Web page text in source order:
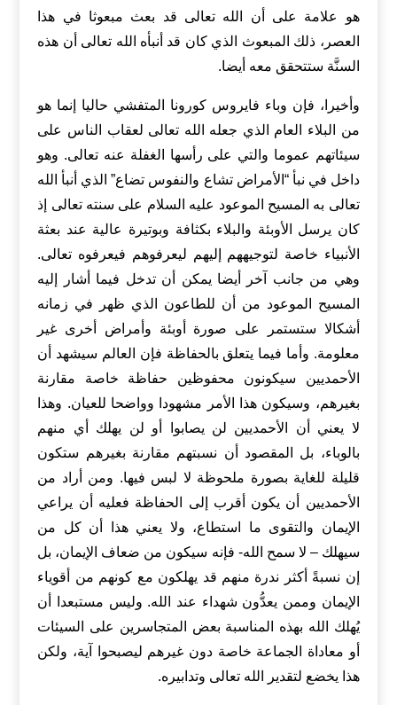
هو علامة على أن الله تعالى قد بعث مبعوثا في هذا
العصر، ذلك المبعوث الذي كان قد أنبأه الله تعالى أن هذه
السنَّة ستتحقق معه أيضا.
وأخيرا، فإن وباء فايروس كورونا المتفشي حاليا إنما هو
من البلاء العام الذي جعله الله تعالى لعقاب الناس على
سيئاتهم عموما والتي على رأسها الغفلة عنه تعالى. وهو
داخل في نبأ “الأمراض تشاع والنفوس تضاع” الذي أنبأ الله
تعالى به المسيح الموعود عليه السلام على سنته تعالى إذ
كان يرسل الأوبئة والبلاء بكثافة وبوتيرة عالية عند بعثة
الأنبياء خاصة لتوجيههم إليهم ليعرفوهم فيعرفوه تعالى.
وهي من جانب آخر أيضا يمكن أن تدخل فيما أشار إليه
المسيح الموعود من أن للطاعون الذي ظهر في زمانه
أشكالا ستستمر على صورة أوبئة وأمراض أخرى غير
معلومة. وأما فيما يتعلق بالحفاظة فإن العالم سيشهد أن
الأحمديين سيكونون محفوظين حفاظة خاصة مقارنة
بغيرهم، وسيكون هذا الأمر مشهودا وواضحا للعيان. وهذا
لا يعني أن الأحمديين لن يصابوا أو لن يهلك أي منهم
بالوباء، بل المقصود أن نسبتهم مقارنة بغيرهم ستكون
قليلة للغاية بصورة ملحوظة لا لبس فيها. ومن أراد من
الأحمديين أن يكون أقرب إلى الحفاظة فعليه أن يراعي
الإيمان والتقوى ما استطاع، ولا يعني هذا أن كل من
سيهلك – لا سمح الله- فإنه سيكون من ضعاف الإيمان، بل
إن نسبةً أكثر ندرة منهم قد يهلكون مع كونهم من أقوياء
الإيمان وممن يعدُّون شهداء عند الله. وليس مستبعدا أن
يُهلك الله بهذه المناسبة بعض المتجاسرين على السيئات
أو معاداة الجماعة خاصة دون غيرهم ليصبحوا آية، ولكن
هذا يخضع لتقدير الله تعالى وتدابيره.